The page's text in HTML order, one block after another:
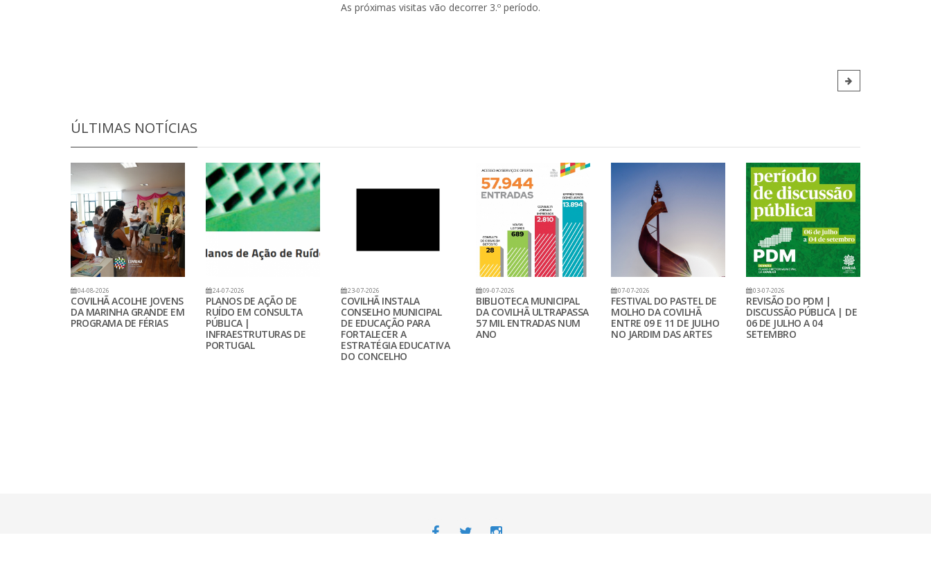
As próximas visitas vão decorrer 3.º período.
ÚLTIMAS NOTÍCIAS
04-08-2026
COVILHÃ ACOLHE JOVENS
DA MARINHA GRANDE EM
PROGRAMA DE FÉRIAS
24-07-2026
PLANOS DE AÇÃO DE
RUÍDO EM CONSULTA
PÚBLICA |
INFRAESTRUTURAS DE
PORTUGAL
23-07-2026
COVILHÃ INSTALA
CONSELHO MUNICIPAL
DE EDUCAÇÃO PARA
FORTALECER A
ESTRATÉGIA EDUCATIVA
DO CONCELHO
09-07-2026
BIBLIOTECA MUNICIPAL
DA COVILHÃ ULTRAPASSA
57 MIL ENTRADAS NUM
ANO
07-07-2026
FESTIVAL DO PASTEL DE
MOLHO DA COVILHÃ
ENTRE 09 E 11 DE JULHO
NO JARDIM DAS ARTES
03-07-2026
REVISÃO DO PDM |
DISCUSSÃO PÚBLICA | DE
06 DE JULHO A 04
SETEMBRO